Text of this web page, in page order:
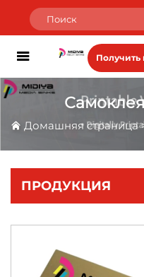
Домашняя страница
ПРОДУКЦИЯ